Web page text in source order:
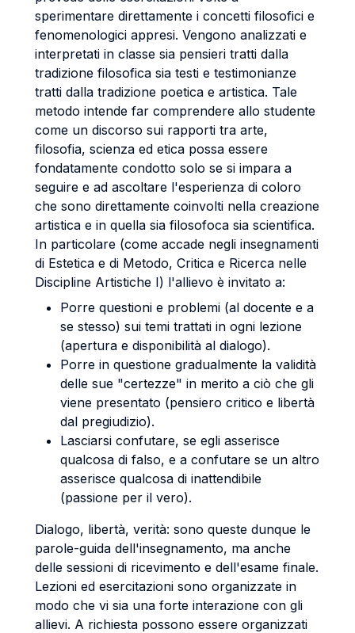
sperimentare direttamente i concetti filosofici e
fenomenologici appresi. Vengono analizzati e
interpretati in classe sia pensieri tratti dalla
tradizione filosofica sia testi e testimonianze
tratti dalla tradizione poetica e artistica. Tale
metodo intende far comprendere allo studente
come un discorso sui rapporti tra arte,
filosofia, scienza ed etica possa essere
fondatamente condotto solo se si impara a
seguire e ad ascoltare l'esperienza di coloro
che sono direttamente coinvolti nella creazione
artistica e in quella sia filosofoca sia scientifica.
In particolare (come accade negli insegnamenti
di Estetica e di Metodo, Critica e Ricerca nelle
Discipline Artistiche I) l'allievo è invitato a:
Porre questioni e problemi (al docente e a
se stesso) sui temi trattati in ogni lezione
(apertura e disponibilità al dialogo).
Porre in questione gradualmente la validità
delle sue "certezze" in merito a ciò che gli
viene presentato (pensiero critico e libertà
dal pregiudizio).
Lasciarsi confutare, se egli asserisce
qualcosa di falso, e a confutare se un altro
asserisce qualcosa di inattendibile
(passione per il vero).
Dialogo, libertà, verità: sono queste dunque le
parole-guida dell'insegnamento, ma anche
delle sessioni di ricevimento e dell'esame finale.
Lezioni ed esercitazioni sono organizzate in
modo che vi sia una forte interazione con gli
allievi. A richiesta possono essere organizzati